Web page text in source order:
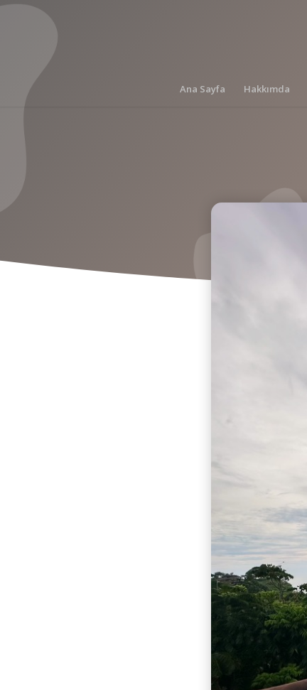
Ana Sayfa Hakkımda